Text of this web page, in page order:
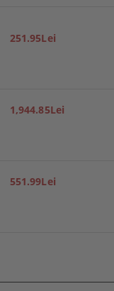
251.95Lei
1,944.85Lei
551.99Lei